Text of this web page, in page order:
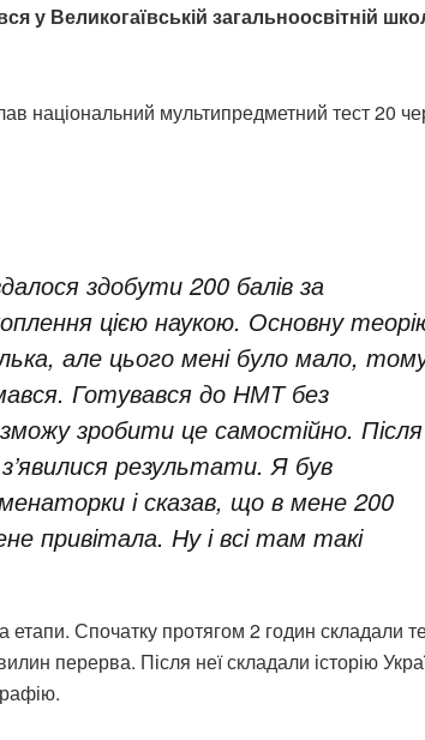
Великогаївській загальноосвітній школі
національний мультипредметний тест 20
здобути 200 балів за
цією наукою. Основну
але цього мені було мало,
Готувався до НМТ без
зробити це самостійно. Після
результати. Я був
і сказав, що в мене 200
привітала. Ну і всі там такі
Спочатку протягом 2 годин складали
перерва. Після неї складали історію